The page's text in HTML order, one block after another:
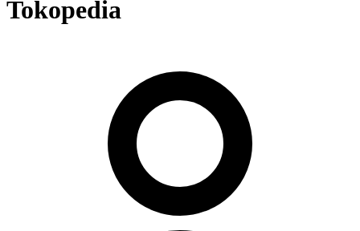
Tokopedia